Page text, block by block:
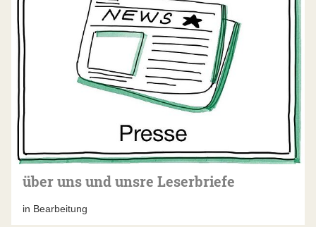
über uns und unsre Leserbriefe
in Bearbeitung